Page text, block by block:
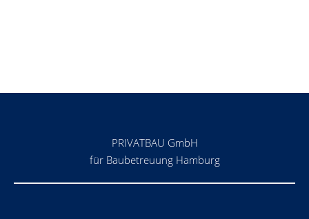
PRIVATBAU GmbH
für Baubetreuung Hamburg